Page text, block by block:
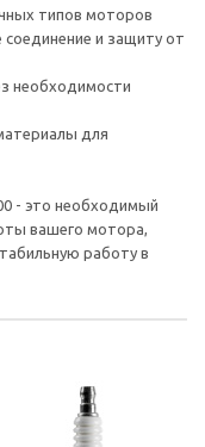
типов моторов
и защиту от
необходимости
для
- это необходимый
вашего мотора,
работу в